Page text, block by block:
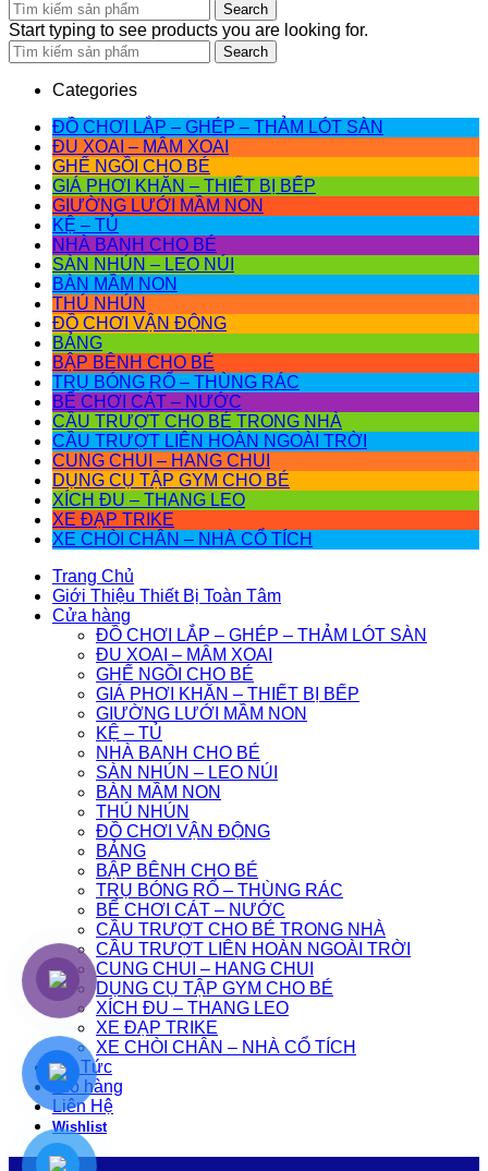
Search
Start typing to see products you are looking for.
Search
Categories
ĐỒ CHƠI LẮP – GHÉP – THẢM LÓT SÀN
ĐU XOAI – MÂM XOAI
GHẾ NGỒI CHO BÉ
GIÁ PHƠI KHĂN – THIẾT BỊ BẾP
GIƯỜNG LƯỚI MẦM NON
KỆ – TỦ
NHÀ BANH CHO BÉ
SÀN NHÚN – LEO NÚI
BÀN MẦM NON
THÚ NHÚN
ĐỒ CHƠI VẬN ĐỘNG
BẢNG
BẬP BÊNH CHO BÉ
TRỤ BÓNG RỔ – THÙNG RÁC
BỂ CHƠI CÁT – NƯỚC
CẦU TRƯỢT CHO BÉ TRONG NHÀ
CẦU TRƯỢT LIÊN HOÀN NGOÀI TRỜI
CUNG CHUI – HANG CHUI
DỤNG CỤ TẬP GYM CHO BÉ
XÍCH ĐU – THANG LEO
XE ĐẠP TRIKE
XE CHÒI CHÂN – NHÀ CỔ TÍCH
Trang Chủ
Giới Thiệu Thiết Bị Toàn Tâm
Cửa hàng
ĐỒ CHƠI LẮP – GHÉP – THẢM LÓT SÀN
ĐU XOAI – MÂM XOAI
GHẾ NGỒI CHO BÉ
GIÁ PHƠI KHĂN – THIẾT BỊ BẾP
GIƯỜNG LƯỚI MẦM NON
KỆ – TỦ
NHÀ BANH CHO BÉ
SÀN NHÚN – LEO NÚI
BÀN MẦM NON
THÚ NHÚN
ĐỒ CHƠI VẬN ĐỘNG
BẢNG
BẬP BÊNH CHO BÉ
TRỤ BÓNG RỔ – THÙNG RÁC
BỂ CHƠI CÁT – NƯỚC
CẦU TRƯỢT CHO BÉ TRONG NHÀ
CẦU TRƯỢT LIÊN HOÀN NGOÀI TRỜI
CUNG CHUI – HANG CHUI
DỤNG CỤ TẬP GYM CHO BÉ
XÍCH ĐU – THANG LEO
XE ĐẠP TRIKE
XE CHÒI CHÂN – NHÀ CỔ TÍCH
Tin Tức
Giỏ hàng
Liên Hệ
Wishlist